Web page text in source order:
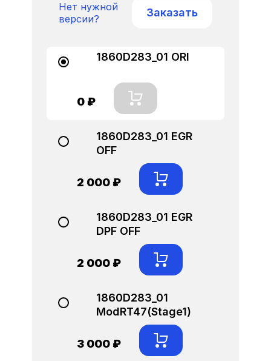
Нет нужной
версии?
Заказать
1860D283_01 ORI
0 ₽
1860D283_01 EGR
OFF
2 000 ₽
1860D283_01 EGR
DPF OFF
2 000 ₽
1860D283_01
ModRT47(Stage1)
3 000 ₽